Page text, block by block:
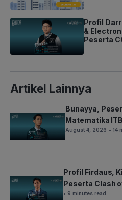
Profil
&
Peserta
Artikel Lainnya
Bunayya,
Matematika
August 4, 2026 • 14
Profil Firdaus,
Peserta Clash
• 9 minutes read